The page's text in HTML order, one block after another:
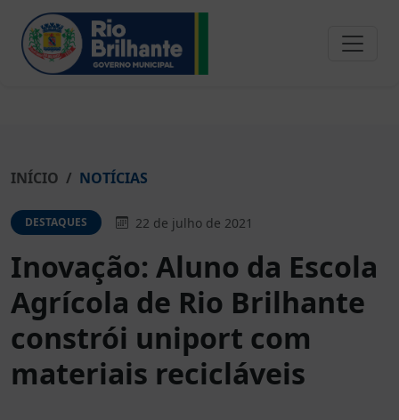
INÍCIO NOTÍCIAS
DESTAQUES 22 de julho de 2021
Inovação: Aluno da Escola
Agrícola de Rio Brilhante
constrói uniport com
materiais recicláveis